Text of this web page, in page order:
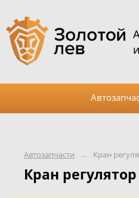
Автозапчасти ← Кран
Кран